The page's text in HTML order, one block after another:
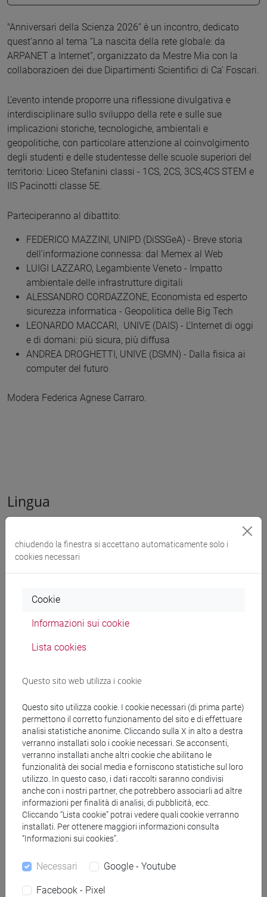
"Anniversari della Scienza 2026” è un incontro, dedicato
quest’anno al tema “La nascita della rete globale: da
ARPANET a Internet”, organizzato da Mestre Mia con la
collaborazioen dei due Dipartimenti Scientifici di Ca' Foscari.
L'evento intende proporre una riflessione divulgativa e
interdisciplinare sullo sviluppo della rete e sulle sue
implicazioni storiche, tecnologiche, ambientali e
geopolitiche, con particolare attenzione al coinvolgimento
degli studenti e delle studentesse delle scuole superiori del
territorio: Liceo Stefanini classi - 1CS, 2CS, 3CS,4CS STEM e
IIS Pacinotti classe 5E.
Parteciperanno al dibattito:
FEDERICO MAZZINI, UNIPD (DiSSGeA) - Breve storia
dell’informazione connessa: dal Memex al Web
LUIGI LAZZARO, Legambiente Veneto - Impatto
ambientale delle infrastrutture digitali
ALESSANDRO CORDAZZONE, Economista ed esperto
sicurezza informatica - Geopolitica delle Big Tech
LEONARDO MACCARI, UNIVE (DAIS) - L’Internet di oggi
e di domani: più sicura, più diffusa
ANDREA DROGHETTI, UNIVE (DSMN) - Dalla fisica ai
computer del futuro
Modera Federica Agnese Carraro.
Lingua
Organizzatore
Nanosistemi, Dipartimento di Scienze Ambientali,
Allegati
Locandina 3293 KB
Cerca in agenda
chiudendo la finestra si accettano automaticamente solo i
cookies necessari
Cookie
Informazioni sui cookie
Lista cookies
Questo sito web utilizza i cookie
Questo sito utilizza cookie. I cookie necessari (di prima parte)
permettono il corretto funzionamento del sito e di effettuare
analisi statistiche anonime. Cliccando sulla X in alto a destra
verranno installati solo i cookie necessari. Se acconsenti,
verranno installati anche altri cookie che abilitano le
funzionalità dei social media e forniscono statistiche sul loro
utilizzo. In questo caso, i dati raccolti saranno condivisi
anche con i nostri partner, che potrebbero associarli ad altre
informazioni per finalità di analisi, di pubblicità, ecc.
Cliccando “Lista cookie” potrai vedere quali cookie verranno
installati. Per ottenere maggiori informazioni consulta
“Informazioni sui cookies”.
Necessari Google - Youtube
Facebook - Pixel